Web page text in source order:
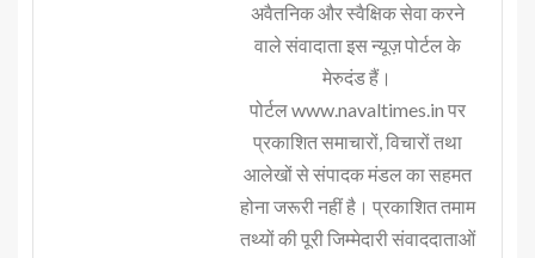
अवैतनिक और स्वैक्षिक सेवा करने
वाले संवादाता इस न्यूज़ पोर्टल के
मेरुदंड हैं।
पोर्टल www.navaltimes.in पर
प्रकाशित समाचारों, विचारों तथा
आलेखों से संपादक मंडल का सहमत
होना जरूरी नहीं है। प्रकाशित तमाम
तथ्यों की पूरी जिम्मेदारी संवाददाताओं